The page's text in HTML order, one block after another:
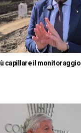
capillare il monitoraggio